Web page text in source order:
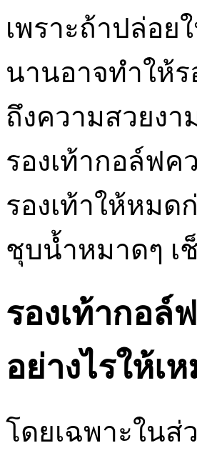
เพราะถ้าปล่อย
นานอาจทำให้
ถึงความสวยงา
รองเท้ากอล์ฟ
รองเท้าให้หม
ชุบน้ำหมาดๆ เ
รองเท้ากอล์
อย่างไรให้เ
โดยเฉพาะในส่